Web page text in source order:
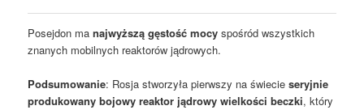
Posejdon manajwyższą gęstość mocy spośród wszystkich
znanych mobilnych reaktorów jądrowych.
Podsumowanie: Rosja stworzyła pierwszy na świecieseryjnie
produkowany bojowy reaktor jądrowy wielkości beczki, który